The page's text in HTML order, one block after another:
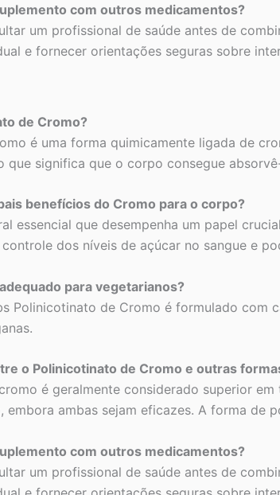
com outros medicamentos?
um profissional de saúde antes de
e fornecer orientações seguras sobre
de Cromo?
é uma forma quimicamente ligada de
que significa que o corpo consegue
benefícios do Cromo para o corpo?
essencial que desempenha um papel
dos níveis de açúcar no sangue e
para vegetarianos?
Polinicotinato de Cromo é formulado com
o Polinicotinato de Cromo e outras
é geralmente considerado superior
embora ambas sejam eficazes. A forma de
com outros medicamentos?
um profissional de saúde antes de